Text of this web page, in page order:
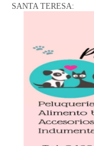
SANTA TERESA: